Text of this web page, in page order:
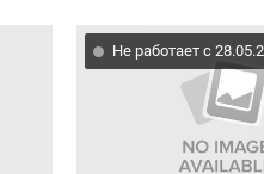
Не работает с